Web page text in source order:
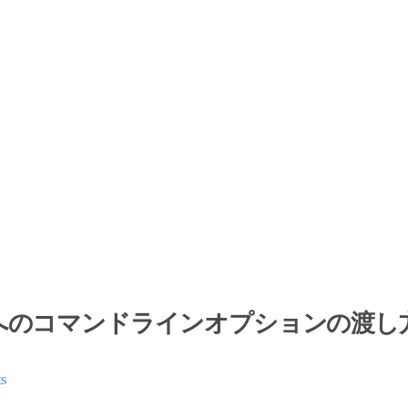
のコマンドラインオプションの渡し